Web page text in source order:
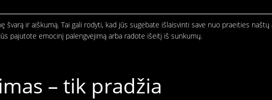
švarą ir aiškumą. Tai gali rodyti, kad jūs sugebate išlaisvinti save nuo praeities
pajutote emocinį palengvėjimą arba radote išeitį iš sunkumų.
– tik pradžia